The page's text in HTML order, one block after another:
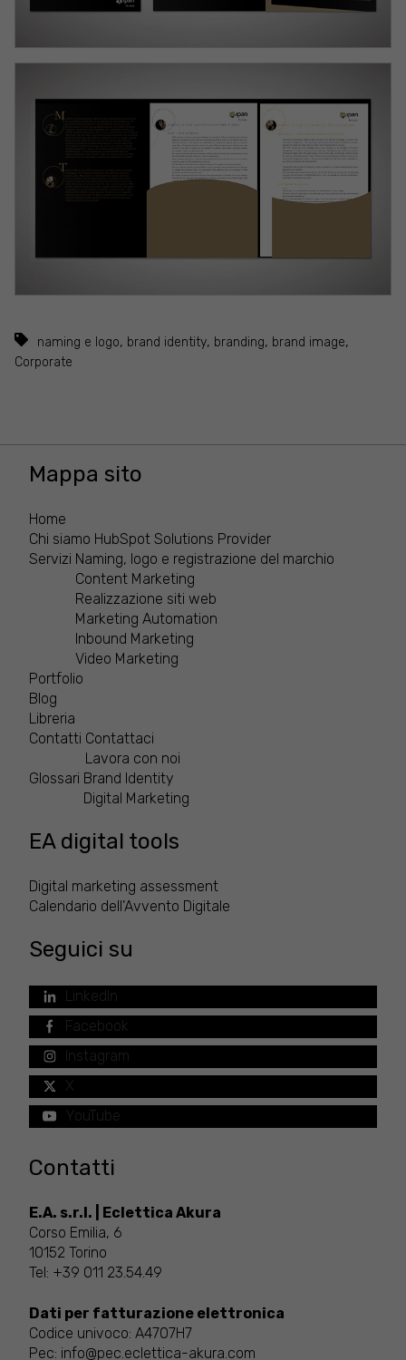
naming e logo, brand identity, branding, brand image,
Corporate
Mappa sito
Home
Chi siamo HubSpot Solutions Provider
Servizi Naming, logo e registrazione del marchio
Content Marketing
Realizzazione siti web
Marketing Automation
Inbound Marketing
Video Marketing
Portfolio
Blog
Libreria
Contatti Contattaci
Lavora con noi
Glossari Brand Identity
Digital Marketing
EA digital tools
Digital marketing assessment
Calendario dell'Avvento Digitale
Seguici su
LinkedIn
Facebook
Instagram
X
YouTube
Contatti
E.A. s.r.l. | Eclettica Akura
Corso Emilia, 6
10152 Torino
Tel: +39 011 23.54.49
Dati per fatturazione elettronica
Codice univoco: A4707H7
Pec: info@pec.eclettica-akura.com